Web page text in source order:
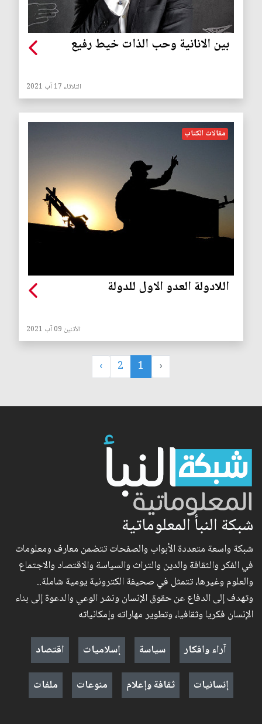
بين الانانية وحب الذات خيط رفيع
الثلاثاء 17 آب 2021
مقالات الكتاب
اللادولة العدو الاول للدولة
الأثنين 09 آب 2021
‹
1
2
›
شبكة النبأ المعلوماتية
شبكة واسعة متعددة الأبواب والصفحات تتضمن معارف ومعلومات
في الفكر والثقافة والدين والتراث والسياسة والاقتصاد والاجتماع
والعلوم وغيرها، تتمثل في صحيفة الكترونية يومية شاملة..
وتهدف إلى الدفاع عن حقوق الإنسان ونشر الوعي والدعوة إلى بناء
الإنسان فكريا وثقافيا، وتطوير مهاراته وإمكانياته
آراء وافكار
سياسة إسلاميات
اقتصاد
إنسانيات
ثقافة وإعلام منوعات ملفات